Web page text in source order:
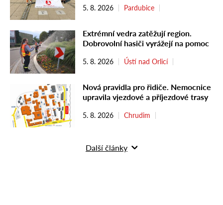
5. 8. 2026 Pardubice
Extrémní vedra zatěžují region.
Dobrovolní hasiči vyrážejí na pomoc
5. 8. 2026 Ústí nad Orlicí
Nová pravidla pro řidiče. Nemocnice
upravila vjezdové a příjezdové trasy
5. 8. 2026 Chrudim
Další články